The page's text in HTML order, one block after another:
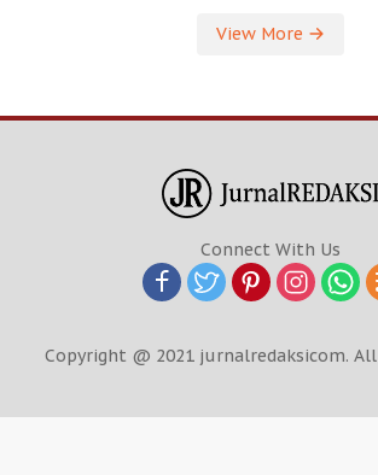
View More
Connect With Us
Copyright @ 2021 jurnalredaksicom.